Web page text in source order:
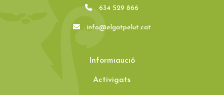
634 529 866
info@elgatpelut.cat
Informiaució
Activigats